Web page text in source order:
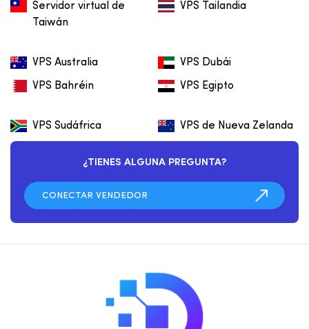
Servidor virtual de
Taiwán
VPS Tailandia
VPS Australia VPS Dubái
VPS Bahréin VPS Egipto
VPS Sudáfrica VPS de Nueva Zelanda
¿TIENES ALGUNA PREGUNTA?